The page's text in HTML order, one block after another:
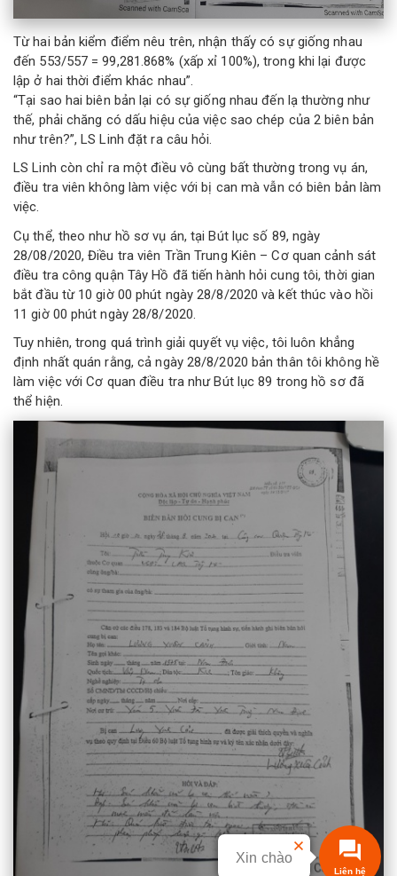
Từ hai bản kiểm điểm nêu trên, nhận thấy có sự giống nhau
đến 553/557 = 99,281.868% (xấp xỉ 100%), trong khi lại được
lập ở hai thời điểm khác nhau”.
“Tại sao hai biên bản lại có sự giống nhau đến lạ thường như
thế, phải chăng có dấu hiệu của việc sao chép của 2 biên bản
như trên?”, LS Linh đặt ra câu hỏi.
LS Linh còn chỉ ra một điều vô cùng bất thường trong vụ án,
điều tra viên không làm việc với bị can mà vẫn có biên bản làm
việc.
Cụ thể, theo như hồ sơ vụ án, tại Bút lục số 89, ngày
28/08/2020, Điều tra viên Trần Trung Kiên – Cơ quan cảnh sát
điều tra công quận Tây Hồ đã tiến hành hỏi cung tôi, thời gian
bắt đầu từ 10 giờ 00 phút ngày 28/8/2020 và kết thúc vào hồi
11 giờ 00 phút ngày 28/8/2020.
Tuy nhiên, trong quá trình giải quyết vụ việc, tôi luôn khẳng
định nhất quán rằng, cả ngày 28/8/2020 bản thân tôi không hề
làm việc với Cơ quan điều tra như Bút lục 89 trong hồ sơ đã
thể hiện.
Xin chào